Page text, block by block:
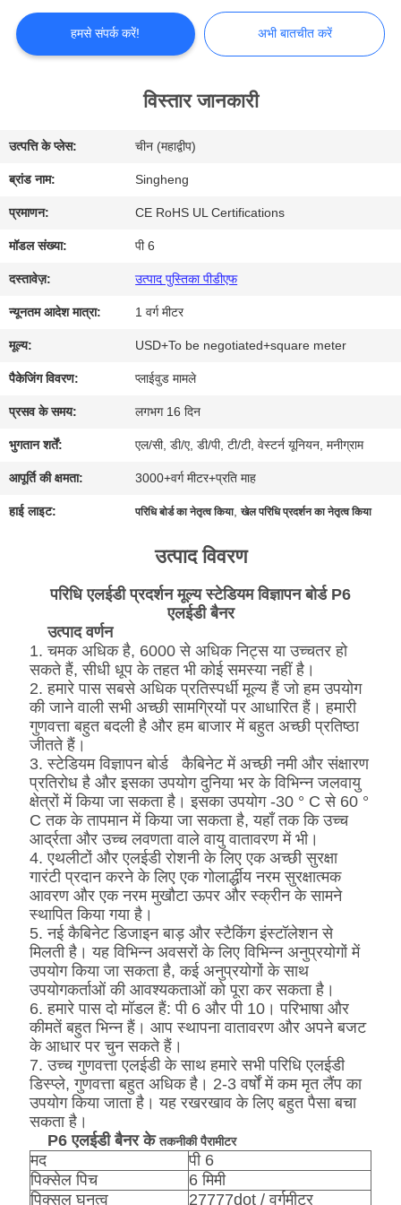
गुणवत्ता
नियंत्रण
संपर्क
करें
समाचार
मामलों
अभी
बातचीत
करें
साइटमैप
गोपनीयता
नीति
हमसे संपर्क करें! अभी बातचीत करें
विस्तार जानकारी
उत्पत्ति के प्लेस: चीन (महाद्वीप)
ब्रांड नाम: Singheng
प्रमाणन: CE RoHS UL Certifications
मॉडल संख्या: पी 6
दस्तावेज़: उत्पाद पुस्तिका पीडीएफ
न्यूनतम आदेश मात्रा: 1 वर्ग मीटर
मूल्य: USD+To be negotiated+square meter
पैकेजिंग विवरण: प्लाईवुड मामले
प्रसव के समय: लगभग 16 दिन
भुगतान शर्तें: एल/सी, डी/ए, डी/पी, टी/टी, वेस्टर्न यूनियन, मनीग्राम
आपूर्ति की क्षमता: 3000+वर्ग मीटर+प्रति माह
हाई लाइट: परिधि बोर्ड का नेतृत्व किया,खेल परिधि प्रदर्शन का नेतृत्व किया
उत्पाद विवरण
परिधि एलईडी प्रदर्शन मूल्य स्टेडियम विज्ञापन बोर्ड P6
एलईडी बैनर
उत्पाद वर्णन
1. चमक अधिक है, 6000 से अधिक निट्स या उच्चतर हो
सकते हैं, सीधी धूप के तहत भी कोई समस्या नहीं है।
2. हमारे पास सबसे अधिक प्रतिस्पर्धी मूल्य हैं जो हम उपयोग
की जाने वाली सभी अच्छी सामग्रियों पर आधारित हैं। हमारी
गुणवत्ता बहुत बदली है और हम बाजार में बहुत अच्छी प्रतिष्ठा
जीतते हैं।
3. स्टेडियम विज्ञापन बोर्ड
कैबिनेट में अच्छी नमी और संक्षारण
प्रतिरोध है और इसका उपयोग दुनिया भर के विभिन्न जलवायु
क्षेत्रों में किया जा सकता है। इसका उपयोग -30 ° C से 60 °
C तक के तापमान में किया जा सकता है, यहाँ तक कि उच्च
आर्द्रता और उच्च लवणता वाले वायु वातावरण में भी।
4. एथलीटों और एलईडी रोशनी के लिए एक अच्छी सुरक्षा
गारंटी प्रदान करने के लिए एक गोलार्द्धीय नरम सुरक्षात्मक
आवरण और एक नरम मुखौटा ऊपर और स्क्रीन के सामने
स्थापित किया गया है।
5. नई कैबिनेट डिजाइन बाड़ और स्टैकिंग इंस्टॉलेशन से
मिलती है। यह विभिन्न अवसरों के लिए विभिन्न अनुप्रयोगों में
उपयोग किया जा सकता है, कई अनुप्रयोगों के साथ
उपयोगकर्ताओं की आवश्यकताओं को पूरा कर सकता है।
6. हमारे पास दो मॉडल हैं: पी 6 और पी 10। परिभाषा और
कीमतें बहुत भिन्न हैं। आप स्थापना वातावरण और अपने बजट
के आधार पर चुन सकते हैं।
7. उच्च गुणवत्ता एलईडी के साथ हमारे सभी परिधि एलईडी
डिस्प्ले, गुणवत्ता बहुत अधिक है। 2-3 वर्षों में कम मृत लैंप का
उपयोग किया जाता है। यह रखरखाव के लिए बहुत पैसा बचा
सकता है।
P6 एलईडी बैनर केतकनीकी पैरामीटर
मद
पी 6
पिक्सेल पिच
6 मिमी
पिक्सल घनत्व
27777dot / वर्गमीटर